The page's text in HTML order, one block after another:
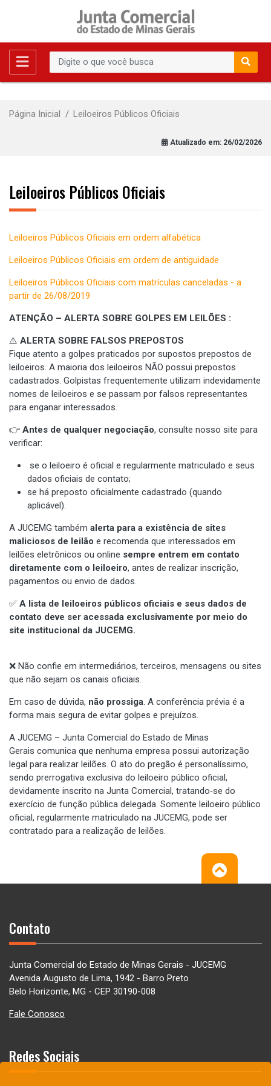
Página Inicial Leiloeiros Públicos Oficiais
Atualizado em: 26/02/2026
Leiloeiros Públicos Oficiais
Leiloeiros Públicos Oficiais em ordem alfabética
Leiloeiros Públicos Oficiais em ordem de antiguidade
Leiloeiros Públicos Oficiais com matrículas canceladas - a
partir de 26/08/2019
ATENÇÃO – ALERTA SOBRE GOLPES EM LEILÕES :
⚠️ ALERTA SOBRE FALSOS PREPOSTOS
Fique atento a golpes praticados por supostos prepostos de
leiloeiros. A maioria dos leiloeiros NÃO possui prepostos
cadastrados. Golpistas frequentemente utilizam indevidamente
nomes de leiloeiros e se passam por falsos representantes
para enganar interessados.
👉 Antes de qualquer negociação, consulte nosso site para
verificar:
se o leiloeiro é oficial e regularmente matriculado e seus
dados oficiais de contato;
se há preposto oficialmente cadastrado (quando
aplicável).
A JUCEMG também alerta para a existência de sites
maliciosos de leilão e recomenda que interessados em
leilões eletrônicos ou online sempre entrem em contato
diretamente com o leiloeiro, antes de realizar inscrição,
pagamentos ou envio de dados.
✅ A lista de leiloeiros públicos oficiais e seus dados de
contato deve ser acessada exclusivamente por meio do
site institucional da JUCEMG.
❌ Não confie em intermediários, terceiros, mensagens ou sites
que não sejam os canais oficiais.
Em caso de dúvida, não prossiga. A conferência prévia é a
forma mais segura de evitar golpes e prejuízos.
A JUCEMG – Junta Comercial do Estado de Minas
Gerais comunica que nenhuma empresa possui autorização
legal para realizar leilões. O ato do pregão é personalíssimo,
sendo prerrogativa exclusiva do leiloeiro público oficial,
devidamente inscrito na Junta Comercial, tratando‑se do
exercício de função pública delegada. Somente leiloeiro público
oficial, regularmente matriculado na JUCEMG, pode ser
contratado para a realização de leilões.
Contato
Junta Comercial do Estado de Minas Gerais - JUCEMG
Avenida Augusto de Lima, 1942 - Barro Preto
Belo Horizonte, MG - CEP 30190-008
Fale Conosco
Redes Sociais